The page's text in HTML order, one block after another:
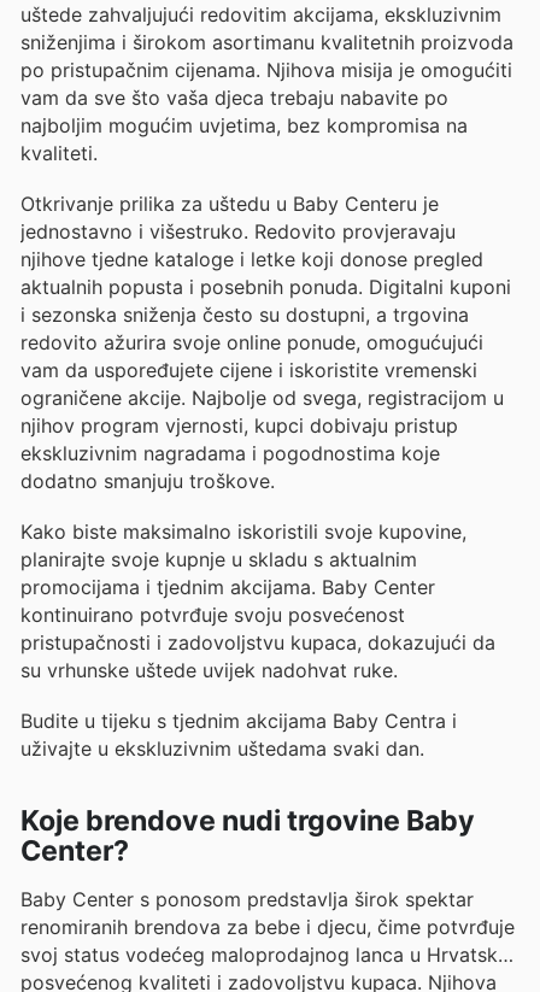
uštede zahvaljujući redovitim akcijama, ekskluzivnim
sniženjima i širokom asortimanu kvalitetnih proizvoda
po pristupačnim cijenama. Njihova misija je omogućiti
vam da sve što vaša djeca trebaju nabavite po
najboljim mogućim uvjetima, bez kompromisa na
kvaliteti.
Otkrivanje prilika za uštedu u Baby Centeru je
jednostavno i višestruko. Redovito provjeravaju
njihove tjedne kataloge i letke koji donose pregled
aktualnih popusta i posebnih ponuda. Digitalni kuponi
i sezonska sniženja često su dostupni, a trgovina
redovito ažurira svoje online ponude, omogućujući
vam da uspoređujete cijene i iskoristite vremenski
ograničene akcije. Najbolje od svega, registracijom u
njihov program vjernosti, kupci dobivaju pristup
ekskluzivnim nagradama i pogodnostima koje
dodatno smanjuju troškove.
Kako biste maksimalno iskoristili svoje kupovine,
planirajte svoje kupnje u skladu s aktualnim
promocijama i tjednim akcijama. Baby Center
kontinuirano potvrđuje svoju posvećenost
pristupačnosti i zadovoljstvu kupaca, dokazujući da
su vrhunske uštede uvijek nadohvat ruke.
Budite u tijeku s tjednim akcijama Baby Centra i
uživajte u ekskluzivnim uštedama svaki dan.
Koje brendove nudi trgovine Baby
Center?
Baby Center s ponosom predstavlja širok spektar
renomiranih brendova za bebe i djecu, čime potvrđuje
svoj status vodećeg maloprodajnog lanca u Hrvatskoj
posvećenog kvaliteti i zadovoljstvu kupaca. Njihova